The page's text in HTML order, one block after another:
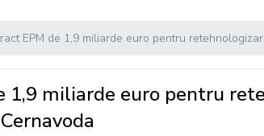
EPM de 1,9 miliarde euro pentru
1,9 miliarde euro pentru